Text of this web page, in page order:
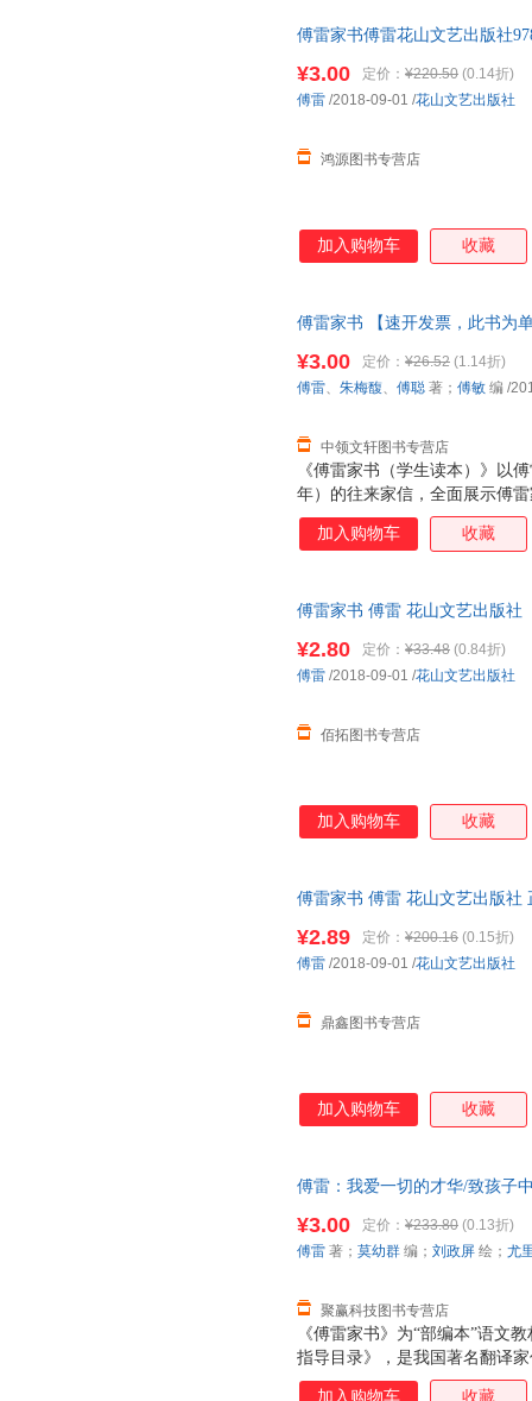
傅雷家书傅雷花山文艺出版社
¥3.00 定价： ¥220.50 (0.14折)
鸿源图书专营店
傅雷 /2018-09-01 /花山文艺出版社
加入购物车 收藏
傅雷家书 【速开发票，此书为
《傅雷家书（学生读本）》以
年）的往来家信，全面展示傅
的家书是在傅聪当学生时所写
聪家信对照阅读，则家书语境
家信为独家版权，2017年不随
¥3.00 定价： ¥26.52 (1.14折)
中领文轩图书专营店
傅雷、 朱梅馥、 傅聪 著； 傅敏 编 /
加入购物车 收藏
傅雷家书 傅雷 花山文艺出版社
¥2.80 定价： ¥33.48 (0.84折)
佰拓图书专营店
傅雷 /2018-09-01 /花山文艺出版社
加入购物车 收藏
傅雷家书 傅雷 花山文艺出版社
¥2.89 定价： ¥200.16 (0.15折)
鼎鑫图书专营店
傅雷 /2018-09-01 /花山文艺出版社
加入购物车 收藏
傅雷：我爱一切的才华/致孩子
套，电子发票！
《傅雷家书》为“部编本”语文
指导目录》，是我国著名翻译
读者，至今，经久不衰。
¥3.00 定价： ¥233.80 (0.13折)
聚赢科技图书专营店
傅雷 著； 莫幼群 编； 刘政屏 绘； 尤
加入购物车 收藏